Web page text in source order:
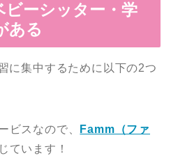
ーシッター・学
ある
に集中するために以下の2つ
ビスなので、
Famm（ファ
ています！